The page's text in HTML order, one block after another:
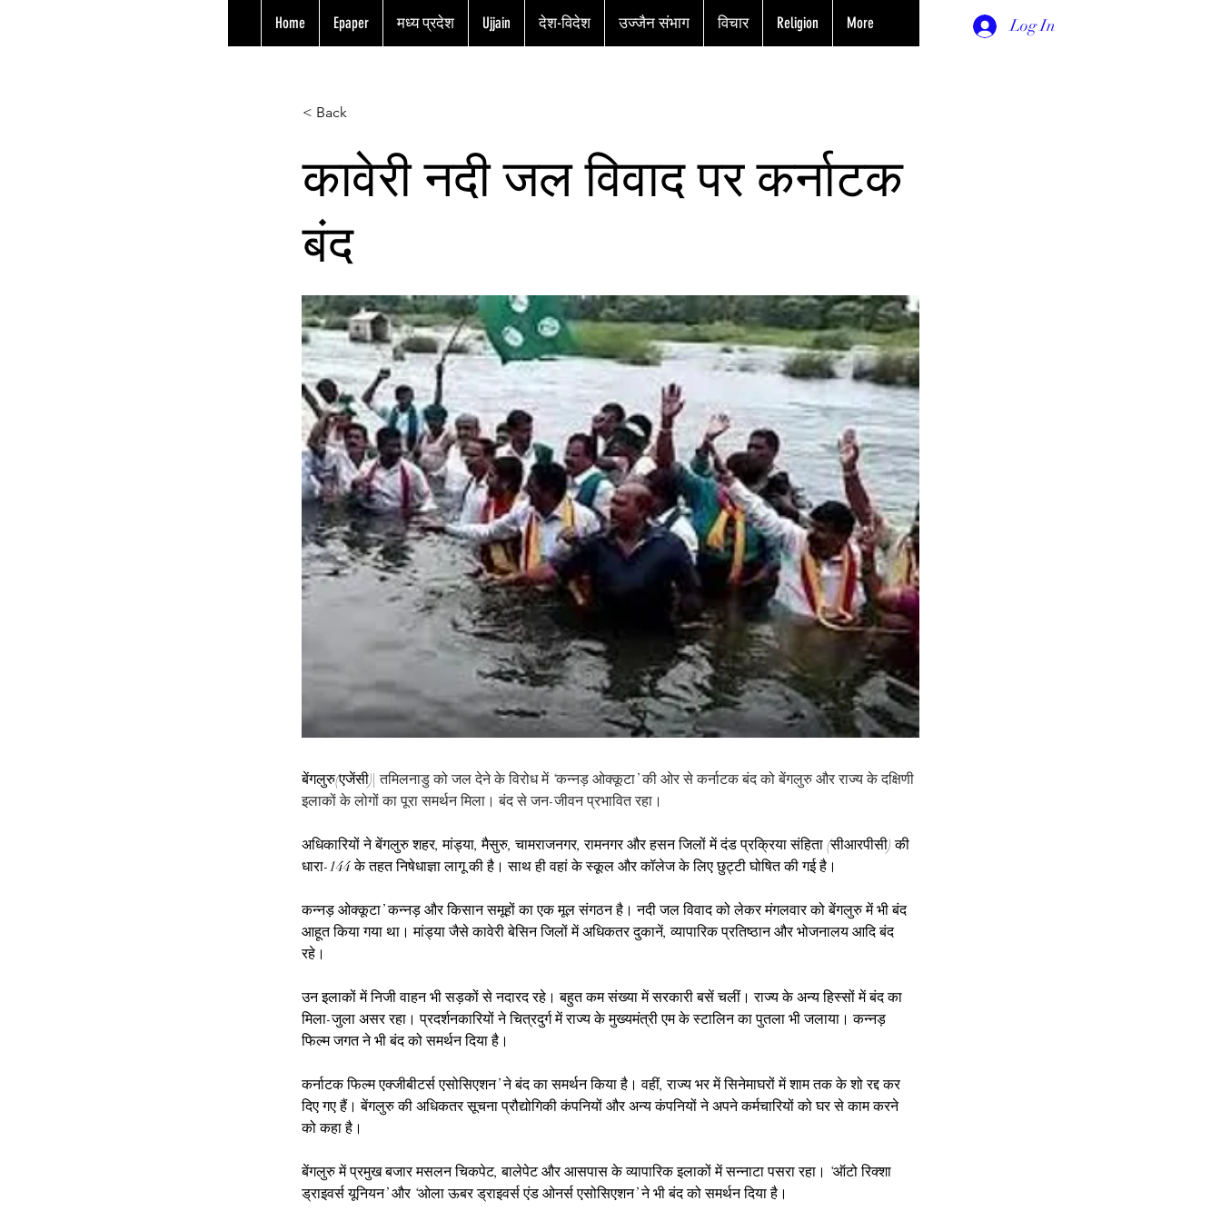
Home Epaper मध्य प्रदेश Ujjain देश-विदेश उज्जैन संभाग विचार Religion More Log In
< Back
कावेरी नदी जल विवाद पर कर्नाटक
बंद
बेंगलुरु(एजेंसी)| तमिलनाडु को जल देने के विरोध में ‘कन्नड़ ओक्कूटा’ की ओर से कर्नाटक बंद को बेंगलुरु और राज्य के दक्षिणी
इलाकों के लोगों का पूरा समर्थन मिला। बंद से जन-जीवन प्रभावित रहा।
अधिकारियों ने बेंगलुरु शहर, मांड्या, मैसुरु, चामराजनगर, रामनगर और हसन जिलों में दंड प्रक्रिया संहिता (सीआरपीसी) की
धारा-144 के तहत निषेधाज्ञा लागू की है। साथ ही वहां के स्कूल और कॉलेज के लिए छुट्टी घोषित की गई है।
कन्नड़ ओक्कूटा’ कन्नड़ और किसान समूहों का एक मूल संगठन है। नदी जल विवाद को लेकर मंगलवार को बेंगलुरु में भी बंद
आहूत किया गया था। मांड्या जैसे कावेरी बेसिन जिलों में अधिकतर दुकानें, व्यापारिक प्रतिष्ठान और भोजनालय आदि बंद
रहे।
उन इलाकों में निजी वाहन भी सड़कों से नदारद रहे। बहुत कम संख्या में सरकारी बसें चलीं। राज्य के अन्य हिस्सों में बंद का
मिला-जुला असर रहा। प्रदर्शनकारियों ने चित्रदुर्ग में राज्य के मुख्यमंत्री एम के स्टालिन का पुतला भी जलाया। कन्नड़
फिल्म जगत ने भी बंद को समर्थन दिया है।
कर्नाटक फिल्म एक्जीबीटर्स एसोसिएशन’ ने बंद का समर्थन किया है। वहीं, राज्य भर में सिनेमाघरों में शाम तक के शो रद्द कर
दिए गए हैं। बेंगलुरु की अधिकतर सूचना प्रौद्योगिकी कंपनियों और अन्य कंपनियों ने अपने कर्मचारियों को घर से काम करने
को कहा है।
बेंगलुरु में प्रमुख बजार मसलन चिकपेट, बालेपेट और आसपास के व्यापारिक इलाकों में सन्नाटा पसरा रहा। ‘ऑटो रिक्शा
ड्राइवर्स यूनियन’ और ‘ओला ऊबर ड्राइवर्स एंड ओनर्स एसोसिएशन’ ने भी बंद को समर्थन दिया है।